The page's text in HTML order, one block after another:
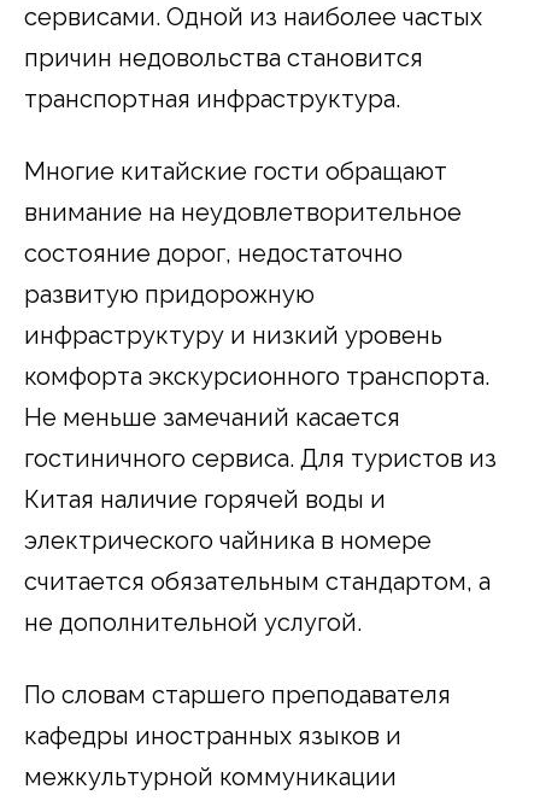
сервисами. Одной из наиболее частых
причин недовольства становится
транспортная инфраструктура.
Многие китайские гости обращают
внимание на неудовлетворительное
состояние дорог, недостаточно
развитую придорожную
инфраструктуру и низкий уровень
комфорта экскурсионного транспорта.
Не меньше замечаний касается
гостиничного сервиса. Для туристов из
Китая наличие горячей воды и
электрического чайника в номере
считается обязательным стандартом, а
не дополнительной услугой.
По словам старшего преподавателя
кафедры иностранных языков и
межкультурной коммуникации